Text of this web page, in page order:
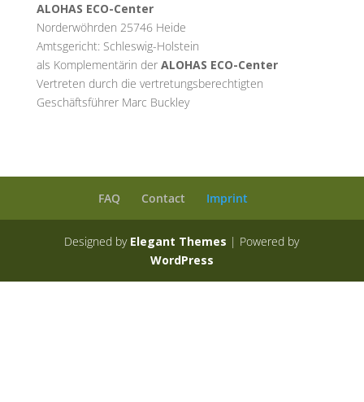
ALOHAS ECO-Center
Norderwöhrden 25746 Heide
Amtsgericht: Schleswig-Holstein
als Komplementärin der ALOHAS ECO-Center
Vertreten durch die vertretungsberechtigten
Geschäftsführer Marc Buckley
FAQ Contact Imprint
Designed by Elegant Themes | Powered by
WordPress